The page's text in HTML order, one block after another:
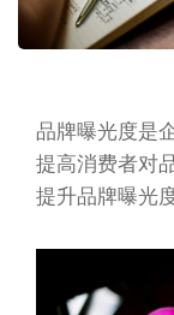
品牌曝光度是
提高消费者对
提升品牌曝光